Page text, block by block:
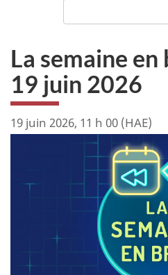
La semaine en
19 juin 2026
19 juin 2026, 11 h 00 (HAE)